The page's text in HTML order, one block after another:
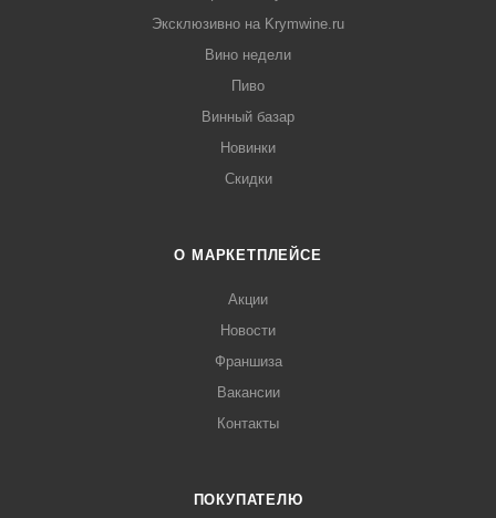
Эксклюзивно на Krymwine.ru
Вино недели
Пиво
Винный базар
Новинки
Скидки
О МАРКЕТПЛЕЙСЕ
Акции
Новости
Франшиза
Вакансии
Контакты
ПОКУПАТЕЛЮ